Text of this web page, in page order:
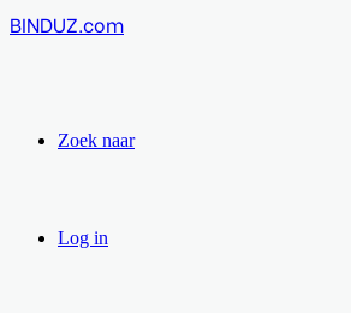
BINDUZ.com
Zoek naar
Log in